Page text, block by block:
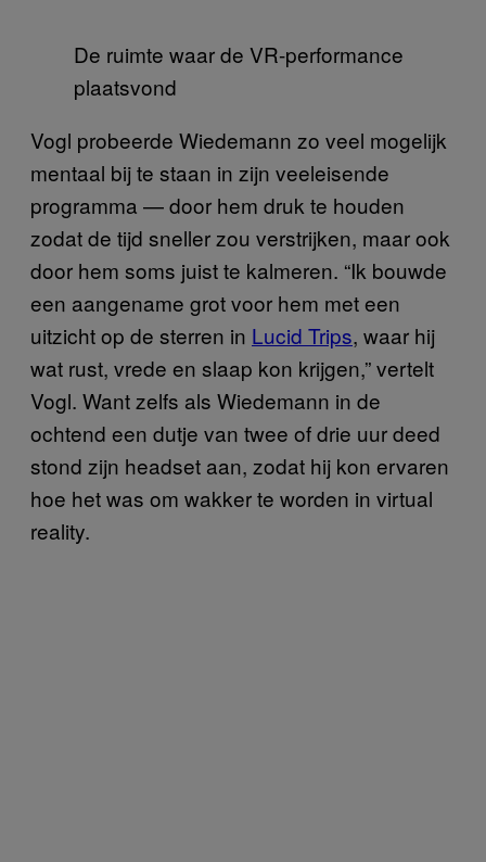
De ruimte waar de VR-performance
plaatsvond
Vogl probeerde Wiedemann zo veel mogelijk
mentaal bij te staan in zijn veeleisende
programma — door hem druk te houden
zodat de tijd sneller zou verstrijken, maar ook
door hem soms juist te kalmeren. “Ik bouwde
een aangename grot voor hem met een
uitzicht op de sterren in Lucid Trips, waar hij
wat rust, vrede en slaap kon krijgen,” vertelt
Vogl. Want zelfs als Wiedemann in de
ochtend een dutje van twee of drie uur deed
stond zijn headset aan, zodat hij kon ervaren
hoe het was om wakker te worden in virtual
reality.